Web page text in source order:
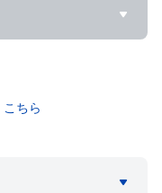
こちら